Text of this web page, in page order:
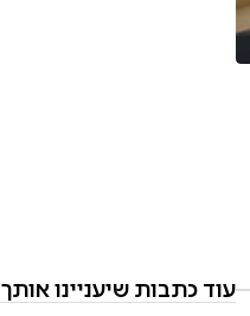
עוד כתבות שיעניינו אותך